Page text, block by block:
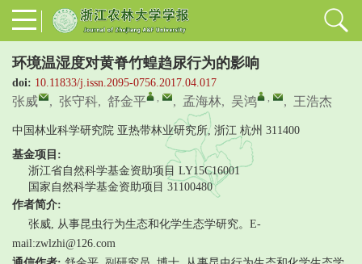
环境温湿度对黄脊竹蝗趋尿行为的影响
doi: 10.11833/j.issn.2095-0756.2017.04.017
张威 , 张守科, 舒金平 , , 孟海林, 吴鸿 , , 王浩杰
中国林业科学研究院 亚热带林业研究所, 浙江 杭州 311400
基金项目:
浙江省自然科学基金资助项目 LY15C16001
国家自然科学基金资助项目 31100480
作者简介:
张威, 从事昆虫行为生态和化学生态学研究。E-
mail:zwlzhi@126.com